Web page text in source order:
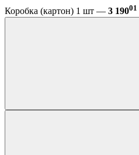
Коробка (картон) 1 шт — 3 19001